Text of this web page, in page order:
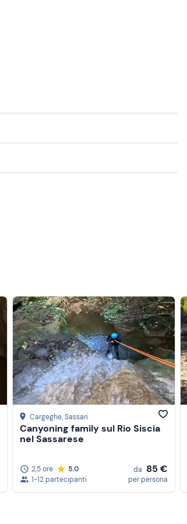
Cargeghe, Sassari
Canyoning family sul Rio Siscia
nel Sassarese
2,5 ore
5.0
1-12 partecipanti
da 85 €
per persona